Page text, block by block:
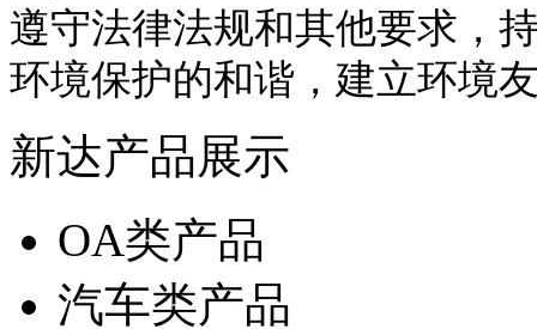
遵守法律法规和其他要求，
环境保护的和谐，建立环境
新达产品展示
OA类产品
汽车类产品